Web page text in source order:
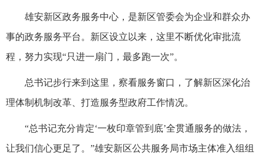
雄安新区政务服务中心，是新区管委会为企业和群众办
事的政务服务平台。新区设立以来，这里不断优化审批流
程，努力实现“只进一扇门，最多跑一次”。
总书记步行来到这里，察看服务窗口，了解新区深化治
理体制机制改革、打造服务型政府工作情况。
“总书记充分肯定‘一枚印章管到底’全贯通服务的做法，
让我们信心更足了。”雄安新区公共服务局市场主体准入组组